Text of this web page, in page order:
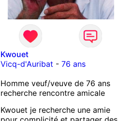
Kwouet
Vicq-d'Auribat - 76 ans
Homme veuf/veuve de 76 ans
recherche rencontre amicale
Kwouet je recherche une amie